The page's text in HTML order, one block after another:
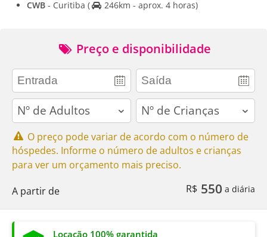
CWB - Curitiba ( 246km - aprox. 4 horas)
Preço e disponibilidade
adults children
O preço pode variar de acordo com o número de
hóspedes. Informe o número de adultos e crianças
para ver um orçamento mais preciso.
A partir de
R$ 550 a diária
Locação 100% garantida